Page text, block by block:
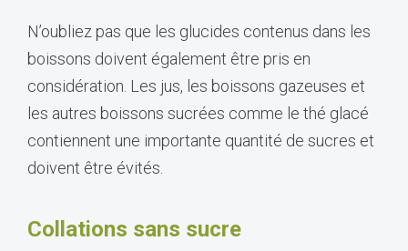
N’oubliez pas que les glucides contenus dans les
boissons doivent également être pris en
considération. Les jus, les boissons gazeuses et
les autres boissons sucrées comme le thé glacé
contiennent une importante quantité de sucres et
doivent être évités.
Collations sans sucre